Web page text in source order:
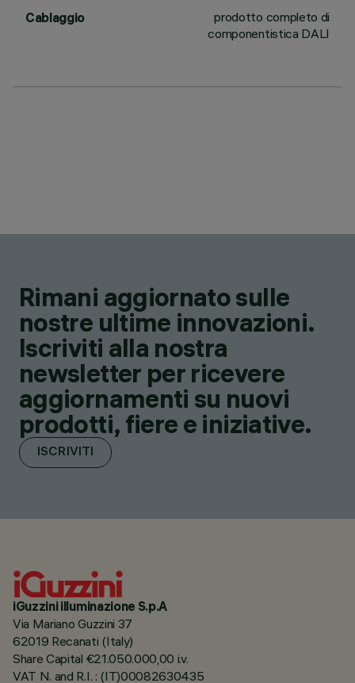
Cablaggio
prodotto completo di
componentistica DALI
Rimani aggiornato sulle
nostre ultime innovazioni.
Iscriviti alla nostra
newsletter per ricevere
aggiornamenti su nuovi
prodotti, fiere e iniziative.
ISCRIVITI
iGuzzini illuminazione S.p.A
Via Mariano Guzzini 37
62019 Recanati (Italy)
Share Capital €21.050.000,00 i.v.
VAT N. and R.I. : (IT)00082630435